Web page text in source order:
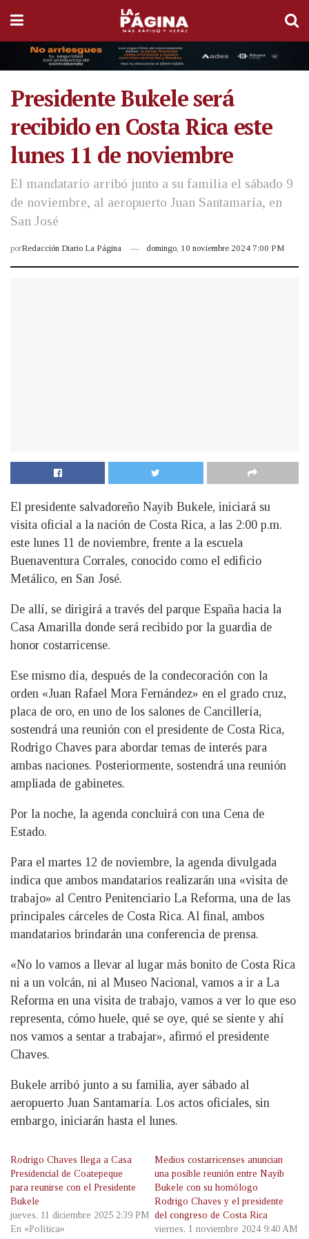
Presidente Bukele será
recibido en Costa Rica este
lunes 11 de noviembre
El mandatario arribó junto a su familia el sábado 9
de noviembre, al aeropuerto Juan Santamaría, en
San José
porRedacción Diario La Página domingo, 10 noviembre 2024 7:00 PM
El presidente salvadoreño Nayib Bukele, iniciará su
visita oficial a la nación de Costa Rica, a las 2:00 p.m.
este lunes 11 de noviembre, frente a la escuela
Buenaventura Corrales, conocido como el edificio
Metálico, en San José.
De allí, se dirigirá a través del parque España hacia la
Casa Amarilla donde será recibido por la guardia de
honor costarricense.
Ese mismo día, después de la condecoración con la
orden «Juan Rafael Mora Fernández» en el grado cruz,
placa de oro, en uno de los salones de Cancillería,
sostendrá una reunión con el presidente de Costa Rica,
Rodrigo Chaves para abordar temas de interés para
ambas naciones. Posteriormente, sostendrá una reunión
ampliada de gabinetes.
Por la noche, la agenda concluirá con una Cena de
Estado.
Para el martes 12 de noviembre, la agenda divulgada
indica que ambos mandatarios realizarán una «visita de
trabajo» al Centro Penitenciario La Reforma, una de las
principales cárceles de Costa Rica. Al final, ambos
mandatarios brindarán una conferencia de prensa.
«No lo vamos a llevar al lugar más bonito de Costa Rica
ni a un volcán, ni al Museo Nacional, vamos a ir a La
Reforma en una visita de trabajo, vamos a ver lo que eso
representa, cómo huele, qué se oye, qué se siente y ahí
nos vamos a sentar a trabajar», afirmó el presidente
Chaves.
Bukele arribó junto a su familia, ayer sábado al
aeropuerto Juan Santamaría. Los actos oficiales, sin
embargo, iniciarán hasta el lunes.
Rodrigo Chaves llega a Casa
Presidencial de Coatepeque
para reunirse con el Presidente
Bukele
jueves, 11 diciembre 2025 2:39 PM
En «Política»
Medios costarricenses anuncian
una posible reunión entre Nayib
Bukele con su homólogo
Rodrigo Chaves y el presidente
del congreso de Costa Rica
viernes, 1 noviembre 2024 9:40 AM